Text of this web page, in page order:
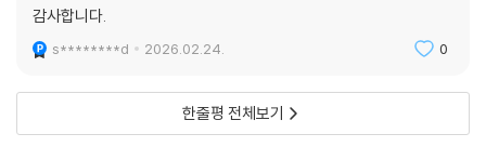
감사합니다.
s********d 2026.02.24. 0
한줄평 전체보기